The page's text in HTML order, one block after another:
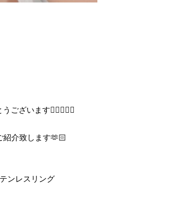
ざいます👩🏻‍❤️‍👩🏻
介致します🫶🏻
ンレスリング